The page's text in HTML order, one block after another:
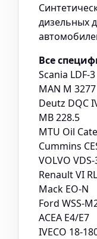
дизельных
Все
Scania LDF-3
MAN M 3277
Deutz DQC
MB 228.5
MTU Oil
Cummins
VOLVO
Renault VI
Mack EO-N
Ford WSS-
ACEA E4/E7
IVECO 18-